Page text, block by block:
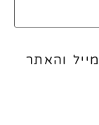
והאתר